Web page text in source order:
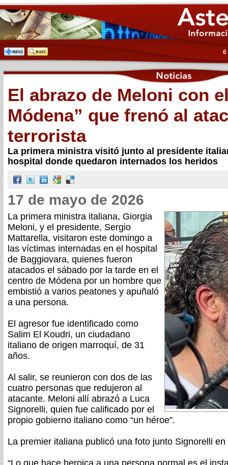
6
El abrazo de Meloni con
Módena” que frenó al
terrorista
La primera ministra visitó junto al presidente
hospital donde quedaron internados los heridos
17 de mayo de 2026
La primera ministra italiana, Giorgia
Meloni, y el presidente, Sergio
Mattarella, visitaron este domingo a
las víctimas internadas en el hospital
de Baggiovara, quienes fueron
atacados el sábado por la tarde en el
centro de Módena por un hombre que
embistió a varios peatones y apuñaló
a una persona.
El agresor fue identificado como
Salim El Koudri, un ciudadano
italiano de origen marroquí, de 31
años.
Al salir, se reunieron con dos de las
cuatro personas que redujeron al
atacante. Meloni allí abrazó a Luca
Signorelli, quien fue calificado por el
propio gobierno italiano como “un héroe”.
La premier italiana publicó una foto junto Signorelli en
“Lo que hace heroica a una persona normal es el